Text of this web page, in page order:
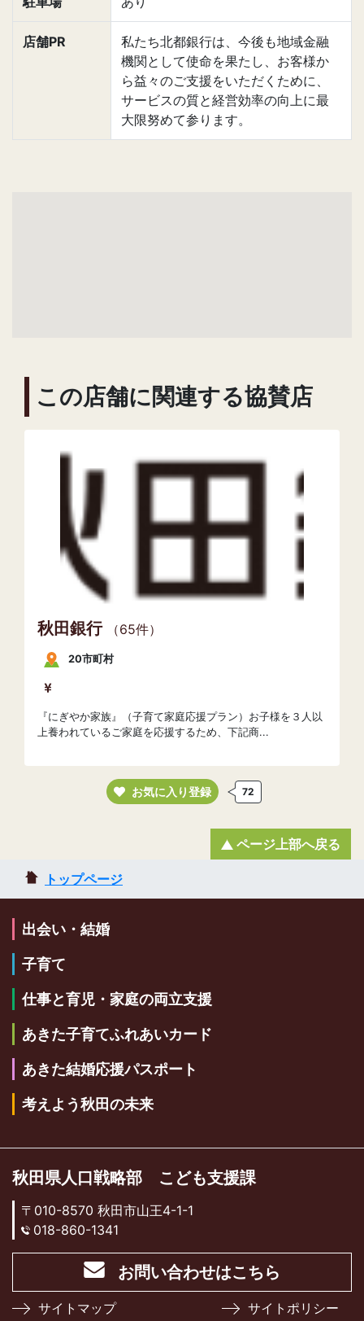
店舗PR
私たち北都銀行は、今後も地域金融
機関として使命を果たし、お客様か
ら益々のご支援をいただくために、
サービスの質と経営効率の向上に最
大限努めて参ります。
この店舗に関連する協賛店
秋田銀行 （65件）
20市町村
『にぎやか家族』（子育て家庭応援プラン）お子様を３人以
上養われているご家庭を応援するため、下記商...
お気に入り登録 72
トップページ
ページ上部へ戻る
出会い・結婚
子育て
仕事と育児・家庭の両立支援
あきた子育てふれあいカード
あきた結婚応援パスポート
考えよう秋田の未来
秋田県人口戦略部 こども支援課
〒010-8570 秋田市山王4-1-1
018-860-1341
お問い合わせはこちら
サイトマップ サイトポリシー